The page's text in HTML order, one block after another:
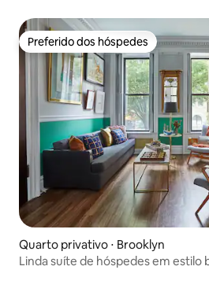
Preferido dos hóspedes
Preferido dos hóspedes
Quarto privativo ⋅ Brooklyn
Linda suíte de hóspedes em estilo